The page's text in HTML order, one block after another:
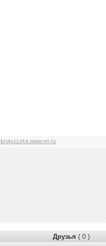
krutyzzzka.www.nn.ru
Друзья ( 0 )